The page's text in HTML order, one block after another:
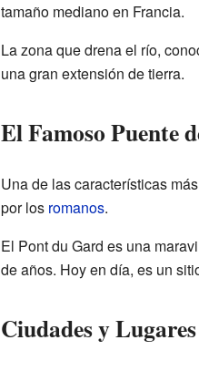
tamaño mediano en Francia.
La zona que drena el río,
una gran extensión de tierra.
El Famoso Puente
Una de las características
por los romanos.
El Pont du Gard es una
de años. Hoy en día, es un
Ciudades y